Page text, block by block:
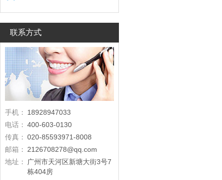
联系方式
手机：
18928947033
电话： 400-603-0130
传真： 020-85593971-8008
邮箱：
2126708278@qq.com
地址：
广州市天河区新塘大街3号7
栋404房